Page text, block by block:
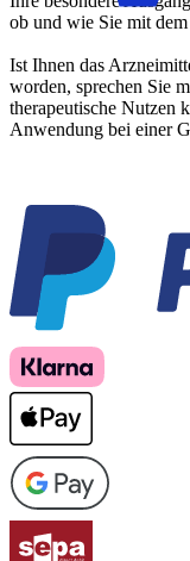
ob und wie Sie mit
Ist Ihnen das
worden, sprechen Sie
therapeutische Nutzen
Anwendung bei einer